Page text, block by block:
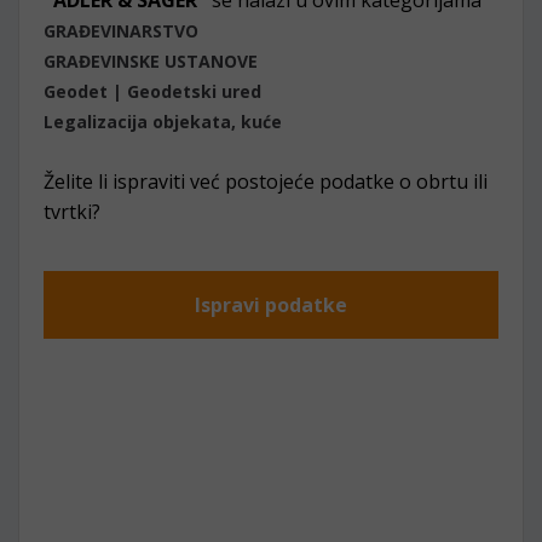
GRAĐEVINARSTVO
GRAĐEVINSKE USTANOVE
Geodet | Geodetski ured
Legalizacija objekata, kuće
Želite li ispraviti već postojeće podatke o obrtu ili
tvrtki?
Ispravi podatke